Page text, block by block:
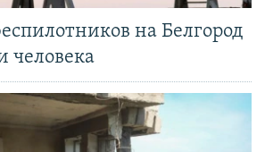
на Белгород
человека